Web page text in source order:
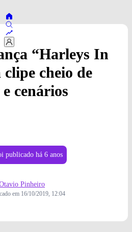
“Harleys In
cheio de
cenários
publicado há 6 anos
Pinheiro
em 16/10/2019, 12:04